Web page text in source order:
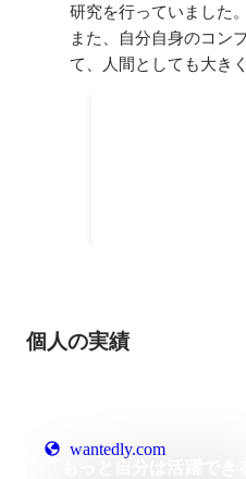
研究を行っていました。
また、自分自身のコン
て、人間としても大き
個人の実績
wantedly.com